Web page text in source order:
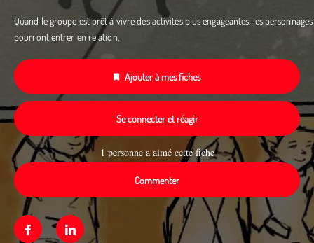
Quand le groupe est prêt à vivre des activités plus engageantes, les personnages
pourront entrer en relation.
Ajouter à mes fiches
Se connecter et réagir
1 personne a aimé cette fiche
Commenter
FacebookLinkedin